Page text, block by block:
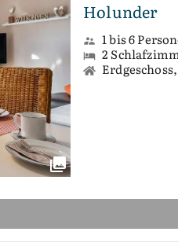
Holunder
1 bis 6
2